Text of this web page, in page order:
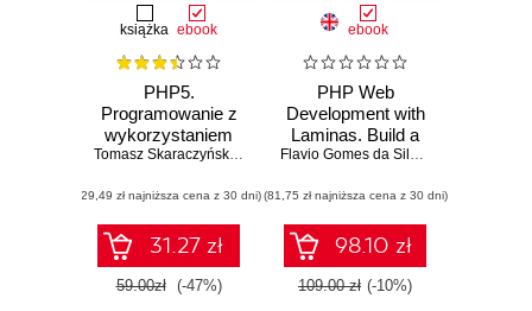
książka ebook
PHP5.
Programowanie z
wykorzystaniem
Symfony,
Framework
Tomasz Skaraczyński
,Andrzej Zoła
(29,49 zł najniższa cena z 30 dni)
31.27 zł
59.00zł (-47%)
ebook
PHP Web
Development with
Laminas. Build a
fully secured and
commerce
application with
PHP using the
Laminas
framework
Flavio Gomes da Silva Lisboa
(81,75 zł najniższa cena z 30 dni)
98.10 zł
109.00 zł (-10%)